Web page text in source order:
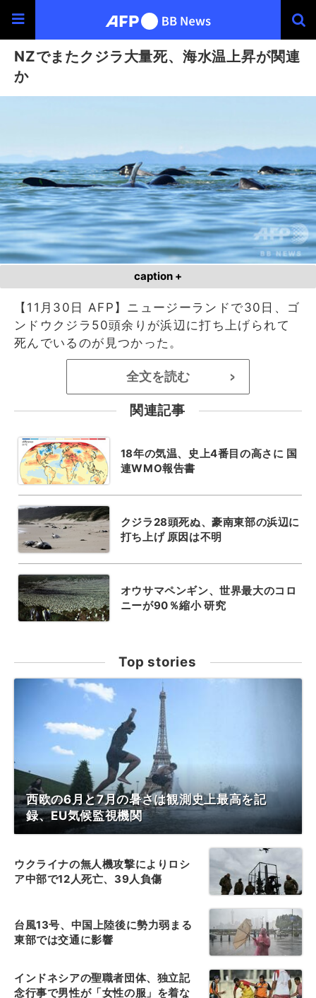
NZでまたクジラ大量死、海水温上昇が関連
か
caption +
【11月30日 AFP】ニュージーランドで30日、ゴ
ンドウクジラ50頭余りが浜辺に打ち上げられて
死んでいるのが見つかった。
全文を読む >
関連記事
18年の気温、史上4番目の高さに 国
連WMO報告書
クジラ28頭死ぬ、豪南東部の浜辺に
打ち上げ 原因は不明
オウサマペンギン、世界最大のコロ
ニーが90％縮小 研究
Top stories
西欧の6月と7月の暑さは観測史上最高を記
録、EU気候監視機関
ウクライナの無人機攻撃によりロシ
ア中部で12人死亡、39人負傷
台風13号、中国上陸後に勢力弱まる
東部では交通に影響
インドネシアの聖職者団体、独立記
念行事で男性が「女性の服」を着な